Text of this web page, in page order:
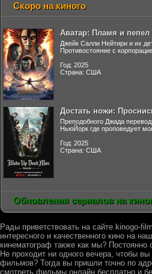
Скоро на киного
Аватар: Пламя и пепел
Джейк Салли Нейтири и их
Противостояние с
Год: 2025
Страна: США
Достать ножи:
Преподобного Джада
НьюЙорк где проповедует
Год: 2025
Страна: США
Обновления сериалов на
Рады приветствовать на сайте kinogo-
интересного и качественного кино на
кинематограф также как мы? Постоянно
Не проходит ни одного вечера, чтобы
фильмов? Тогда вы пришли точно по
смотреть фильмы онлайн бесплатно и